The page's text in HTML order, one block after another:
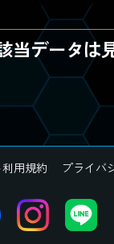
当データは
用規約 プライバ